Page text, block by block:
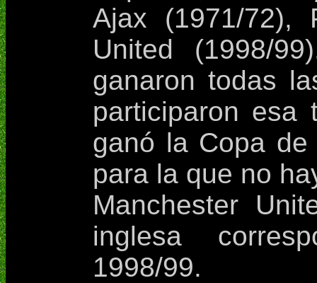
Ajax (1971/72),
United (1998/
ganaron todas
participaron esa
ganó la Copa
para la que no
Manchester
inglesa
1998/99.